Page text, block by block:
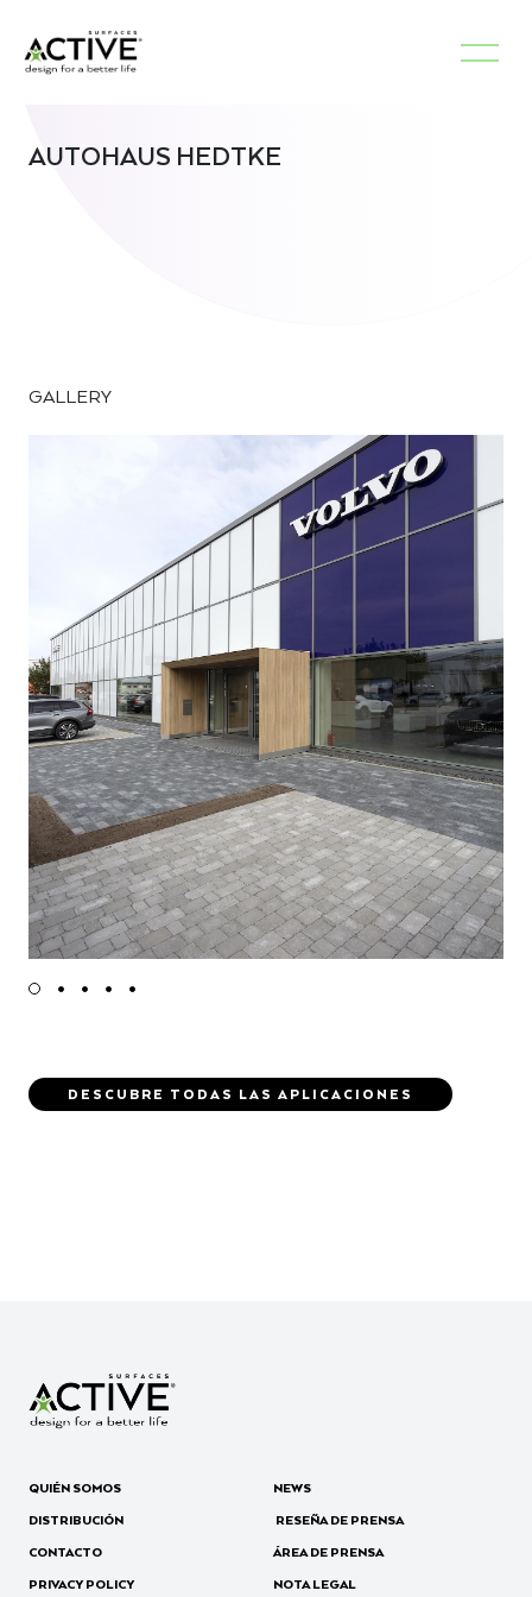
AUTOHAUS HEDTKE
GALLERY
DESCUBRE TODAS LAS APLICACIONES
QUIÉN SOMOS
DISTRIBUCIÓN
CONTACTO
PRIVACY POLICY
NEWS
RESEÑA DE PRENSA
ÁREA DE PRENSA
NOTA LEGAL